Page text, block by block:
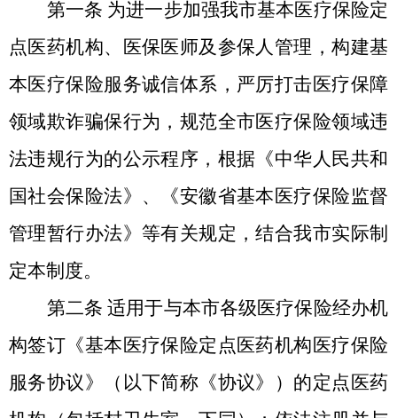
第一条 为进一步加强我市基本医疗保险定
点医药机构、医保医师及参保人管理，构建基
本医疗保险服务诚信体系，严厉打击医疗保障
领域欺诈骗保行为，规范全市医疗保险领域违
法违规行为的公示程序，根据《中华人民共和
国社会保险法》、《安徽省基本医疗保险监督
管理暂行办法》等有关规定，结合我市实际制
定本制度。
第二条 适用于与本市各级医疗保险经办机
构签订《基本医疗保险定点医药机构医疗保险
服务协议》（以下简称《协议》）的定点医药